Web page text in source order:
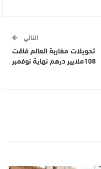
التالي
تحويلات مغاربة العالم فاقت
108ملايير درهم نهاية نوفمبر